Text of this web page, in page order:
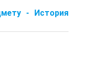
- История